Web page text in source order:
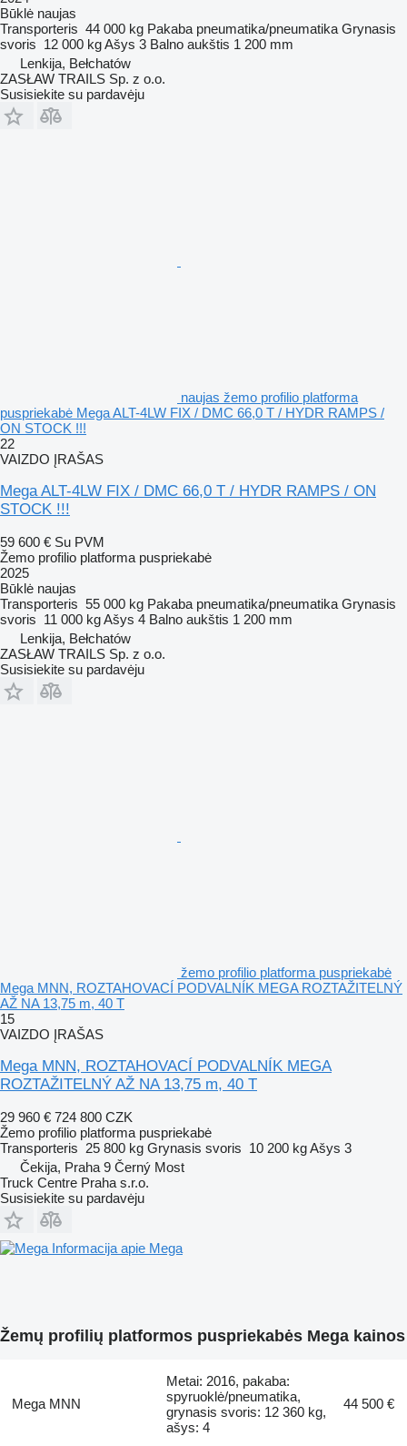
Būklė naujas
Transporteris 44 000 kg Pakaba pneumatika/pneumatika Grynasis
svoris 12 000 kgAšys 3 Balno aukštis 1 200 mm
Lenkija, Bełchatów
ZASŁAW TRAILS Sp. z o.o.
Susisiekite su pardavėju
naujas žemo profilio platforma
puspriekabė Mega ALT-4LW FIX / DMC 66,0 T / HYDR RAMPS /
ON STOCK !!!
22
VAIZDO ĮRAŠAS
Mega ALT-4LW FIX / DMC 66,0 T / HYDR RAMPS / ON
STOCK !!!
59 600 € Su PVM
Žemo profilio platforma puspriekabė
2025
Būklė naujas
Transporteris 55 000 kg Pakaba pneumatika/pneumatika Grynasis
svoris 11 000 kgAšys 4 Balno aukštis 1 200 mm
Lenkija, Bełchatów
ZASŁAW TRAILS Sp. z o.o.
Susisiekite su pardavėju
žemo profilio platforma puspriekabė
Mega MNN, ROZTAHOVACÍ PODVALNÍK MEGA ROZTAŽITELNÝ
AŽ NA 13,75 m, 40 T
15
VAIZDO ĮRAŠAS
Mega MNN, ROZTAHOVACÍ PODVALNÍK MEGA
ROZTAŽITELNÝ AŽ NA 13,75 m, 40 T
29 960 € 724 800 CZK
Žemo profilio platforma puspriekabė
Transporteris 25 800 kg Grynasis svoris 10 200 kgAšys 3
Čekija, Praha 9 Černý Most
Truck Centre Praha s.r.o.
Susisiekite su pardavėju
Informacija apie Mega
Žemų profilių platformos puspriekabės Mega kainos
Mega MNN
Metai: 2016, pakaba:
spyruoklė/pneumatika,
grynasis svoris: 12 360 kg,
ašys: 4
44 500 €